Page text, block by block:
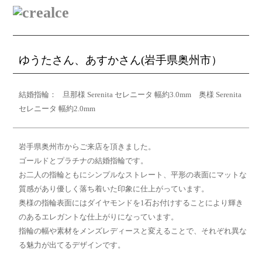
ゆうたさん、あすかさん(岩手県奥州市）
結婚指輪：
旦那様 Serenita セレニータ 幅約3.0mm 奥様 Serenita
セレニータ 幅約2.0mm
岩手県奥州市からご来店を頂きました。
ゴールドとプラチナの結婚指輪です。
お二人の指輪ともにシンプルなストレート、平形の表面にマットな
質感があり優しく落ち着いた印象に仕上がっています。
奥様の指輪表面にはダイヤモンドを1石お付けすることにより輝き
のあるエレガントな仕上がりになっています。
指輪の幅や素材をメンズレディースと変えることで、それぞれ異な
る魅力が出てるデザインです。